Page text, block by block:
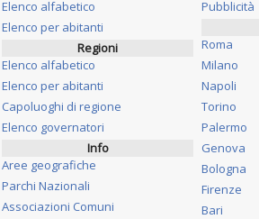
Elenco alfabetico
Elenco per abitanti
Regioni
Elenco alfabetico
Elenco per abitanti
Capoluoghi di regione
Elenco governatori
Info
Aree geografiche
Parchi Nazionali
Associazioni Comuni
Pubblicità
Roma
Milano
Napoli
Torino
Palermo
Genova
Bologna
Firenze
Bari